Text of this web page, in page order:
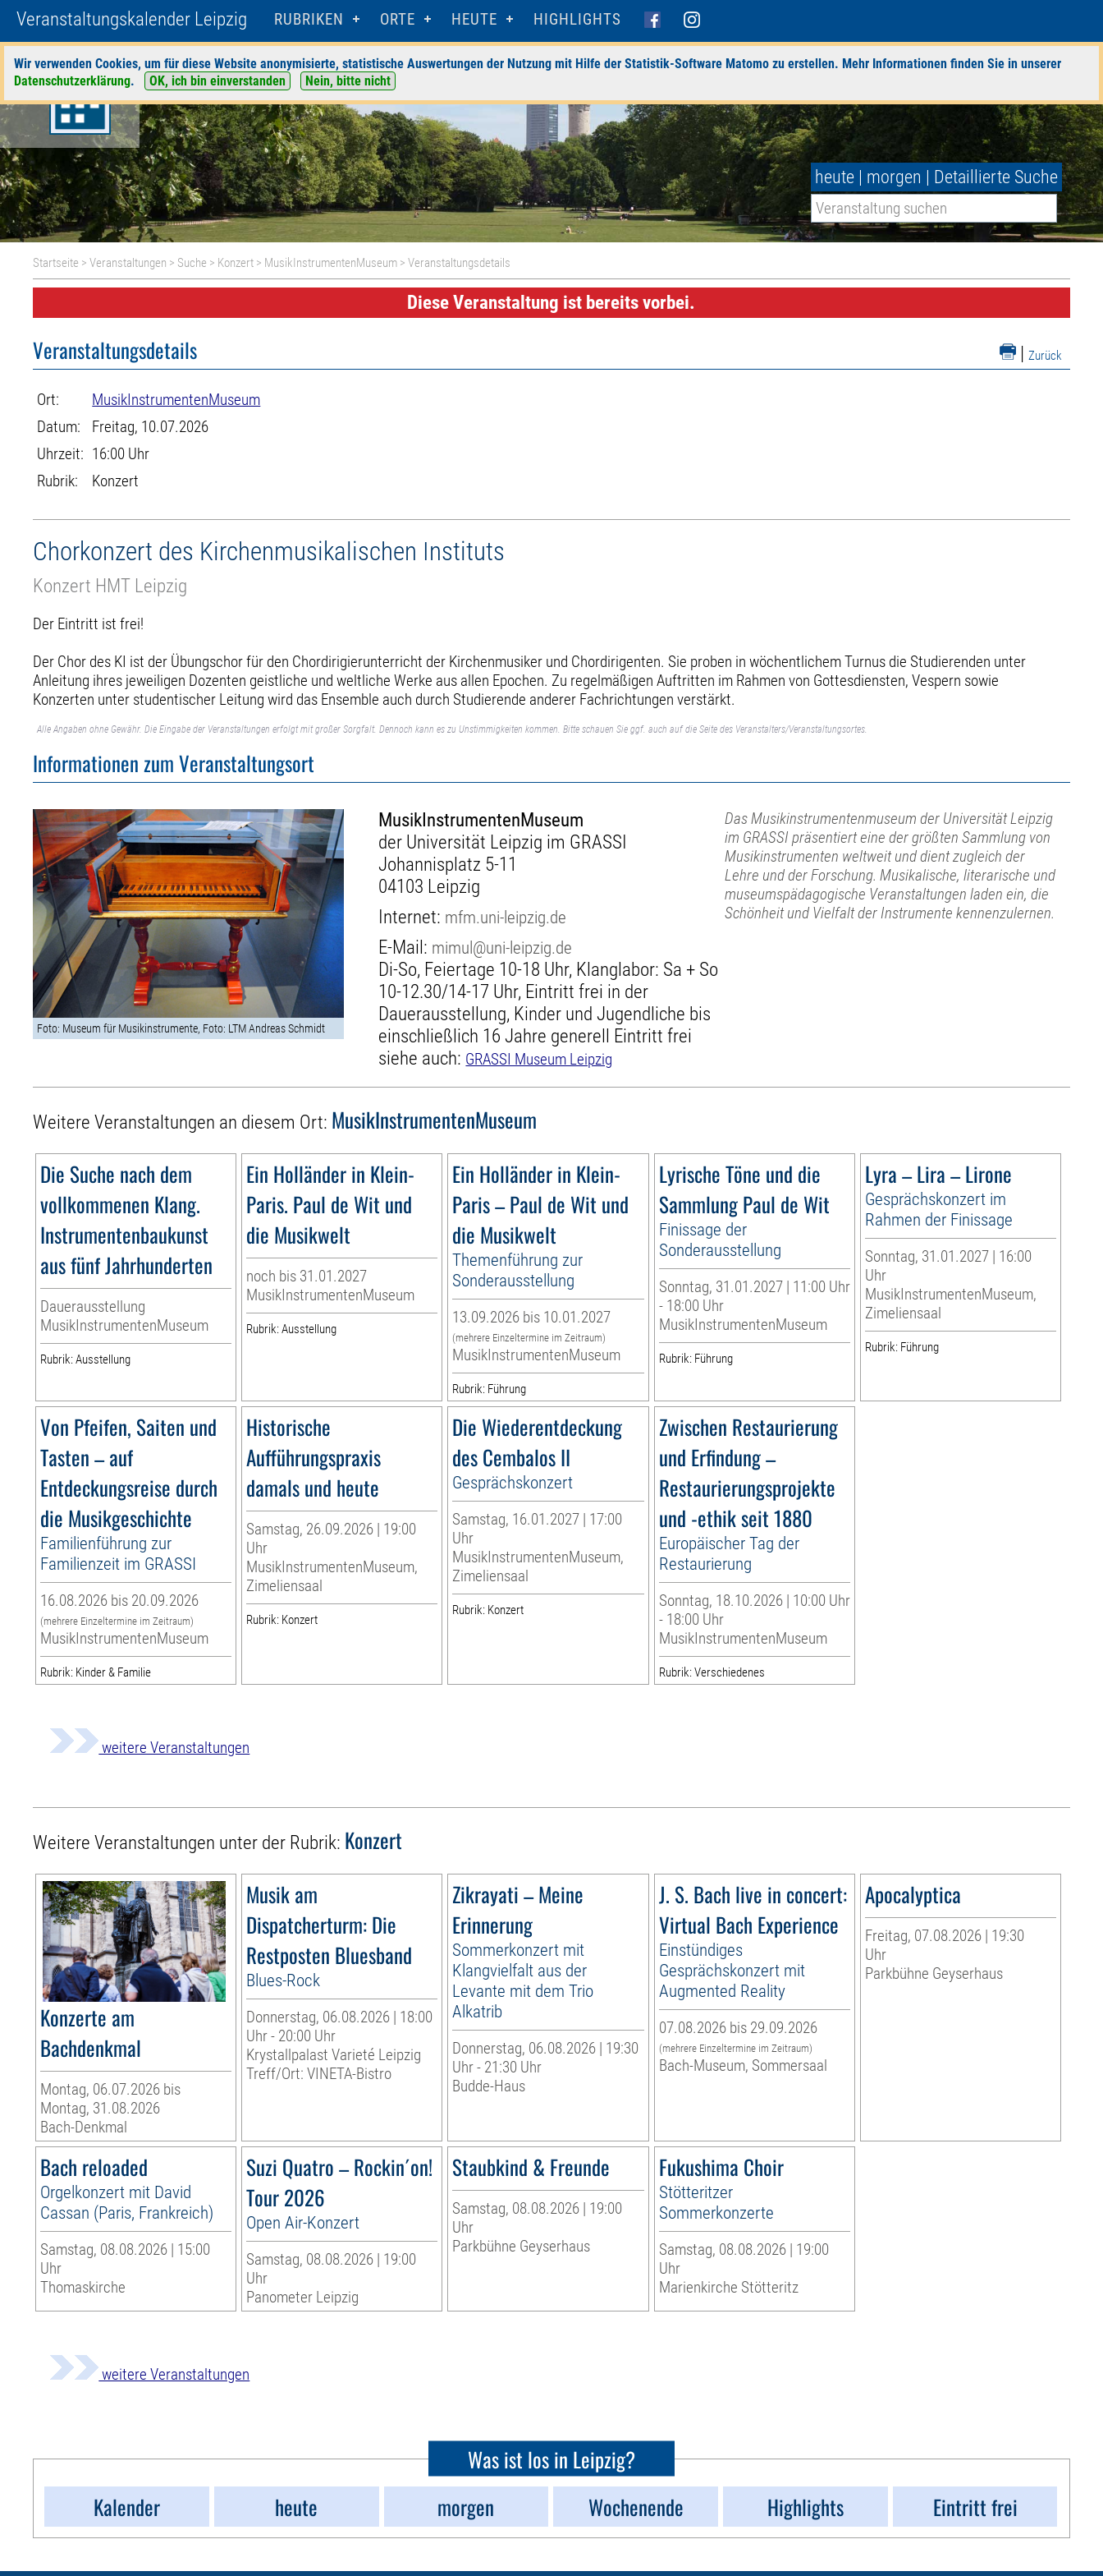
Veranstaltungskalender Leipzig RUBRIKEN ORTE HEUTE HIGHLIGHTS
Wir verwenden Cookies, um für diese Website anonymisierte, statistische Auswertungen der Nutzung mit Hilfe der Statistik-Software Matomo zu erstellen. Mehr Informationen finden Sie in unserer
Datenschutzerklärung. OK, ich bin einverstanden Nein, bitte nicht
heute | morgen | Detaillierte Suche
Startseite >Veranstaltungen > Suche > Konzert > MusikInstrumentenMuseum > Veranstaltungsdetails
Diese Veranstaltung ist bereits vorbei.
| Zurück
Veranstaltungsdetails
Ort:
MusikInstrumentenMuseum
Datum:
Freitag, 10.07.2026
Uhrzeit: 16:00 Uhr
Rubrik:
Konzert
Chorkonzert des Kirchenmusikalischen Instituts
Konzert HMT Leipzig
Der Eintritt ist frei!
Der Chor des KI ist der Übungschor für den Chordirigierunterricht der Kirchenmusiker und Chordirigenten. Sie proben in wöchentlichem Turnus die Studierenden unter
Anleitung ihres jeweiligen Dozenten geistliche und weltliche Werke aus allen Epochen. Zu regelmäßigen Auftritten im Rahmen von Gottesdiensten, Vespern sowie
Konzerten unter studentischer Leitung wird das Ensemble auch durch Studierende anderer Fachrichtungen verstärkt.
Alle Angaben ohne Gewähr. Die Eingabe der Veranstaltungen erfolgt mit großer Sorgfalt. Dennoch kann es zu Unstimmigkeiten kommen. Bitte schauen Sie ggf. auch auf die Seite des Veranstalters/Veranstaltungsortes.
Informationen zum Veranstaltungsort
Foto: Museum für Musikinstrumente, Foto: LTM Andreas Schmidt
MusikInstrumentenMuseum
der Universität Leipzig im GRASSI
Johannisplatz 5-11
04103 Leipzig
Internet: mfm.uni-leipzig.de
E-Mail: mimul@uni-leipzig.de
Di-So, Feiertage 10-18 Uhr, Klanglabor: Sa + So
10-12.30/14-17 Uhr, Eintritt frei in der
Dauerausstellung, Kinder und Jugendliche bis
einschließlich 16 Jahre generell Eintritt frei
siehe auch: GRASSI Museum Leipzig
Das Musikinstrumentenmuseum der Universität Leipzig
im GRASSI präsentiert eine der größten Sammlung von
Musikinstrumenten weltweit und dient zugleich der
Lehre und der Forschung. Musikalische, literarische und
museumspädagogische Veranstaltungen laden ein, die
Schönheit und Vielfalt der Instrumente kennenzulernen.
Weitere Veranstaltungen an diesem Ort: MusikInstrumentenMuseum
Die Suche nach dem
vollkommenen Klang.
Instrumentenbaukunst
aus fünf Jahrhunderten
Dauerausstellung
MusikInstrumentenMuseum
Rubrik: Ausstellung
Ein Holländer in Klein-
Paris. Paul de Wit und
die Musikwelt
noch bis 31.01.2027
MusikInstrumentenMuseum
Rubrik: Ausstellung
Ein Holländer in Klein-
Paris – Paul de Wit und
die Musikwelt
Themenführung zur
Sonderausstellung
13.09.2026 bis 10.01.2027
(mehrere Einzeltermine im Zeitraum)
MusikInstrumentenMuseum
Rubrik: Führung
Lyrische Töne und die
Sammlung Paul de Wit
Finissage der
Sonderausstellung
Sonntag, 31.01.2027 | 11:00 Uhr
- 18:00 Uhr
MusikInstrumentenMuseum
Rubrik: Führung
Lyra – Lira – Lirone
Gesprächskonzert im
Rahmen der Finissage
Sonntag, 31.01.2027 | 16:00
Uhr
MusikInstrumentenMuseum,
Zimeliensaal
Rubrik: Führung
Von Pfeifen, Saiten und
Tasten – auf
Entdeckungsreise durch
die Musikgeschichte
Familienführung zur
Familienzeit im GRASSI
16.08.2026 bis 20.09.2026
(mehrere Einzeltermine im Zeitraum)
MusikInstrumentenMuseum
Rubrik: Kinder & Familie
Historische
Aufführungspraxis
damals und heute
Samstag, 26.09.2026 | 19:00
Uhr
MusikInstrumentenMuseum,
Zimeliensaal
Rubrik: Konzert
Die Wiederentdeckung
des Cembalos II
Gesprächskonzert
Samstag, 16.01.2027 | 17:00
Uhr
MusikInstrumentenMuseum,
Zimeliensaal
Rubrik: Konzert
Zwischen Restaurierung
und Erfindung –
Restaurierungsprojekte
und -ethik seit 1880
Europäischer Tag der
Restaurierung
Sonntag, 18.10.2026 | 10:00 Uhr
- 18:00 Uhr
MusikInstrumentenMuseum
Rubrik: Verschiedenes
weitere Veranstaltungen
Weitere Veranstaltungen unter der Rubrik: Konzert
Konzerte am
Bachdenkmal
Montag, 06.07.2026 bis
Montag, 31.08.2026
Bach-Denkmal
Musik am
Dispatcherturm: Die
Restposten Bluesband
Blues-Rock
Donnerstag, 06.08.2026 | 18:00
Uhr - 20:00 Uhr
Krystallpalast Varieté Leipzig
Treff/Ort: VINETA-Bistro
Zikrayati – Meine
Erinnerung
Sommerkonzert mit
Klangvielfalt aus der
Levante mit dem Trio
Alkatrib
Donnerstag, 06.08.2026 | 19:30
Uhr - 21:30 Uhr
Budde-Haus
J. S. Bach live in concert:
Virtual Bach Experience
Einstündiges
Gesprächskonzert mit
Augmented Reality
07.08.2026 bis 29.09.2026
(mehrere Einzeltermine im Zeitraum)
Bach-Museum, Sommersaal
Apocalyptica
Freitag, 07.08.2026 | 19:30
Uhr
Parkbühne Geyserhaus
Bach reloaded
Orgelkonzert mit David
Cassan (Paris, Frankreich)
Samstag, 08.08.2026 | 15:00
Uhr
Thomaskirche
Suzi Quatro – Rockin´on!
Tour 2026
Open Air-Konzert
Samstag, 08.08.2026 | 19:00
Uhr
Panometer Leipzig
Staubkind & Freunde
Samstag, 08.08.2026 | 19:00
Uhr
Parkbühne Geyserhaus
Fukushima Choir
Stötteritzer
Sommerkonzerte
Samstag, 08.08.2026 | 19:00
Uhr
Marienkirche Stötteritz
weitere Veranstaltungen
Was ist los in Leipzig?
Kalender
heute morgen Wochenende Highlights Eintritt frei